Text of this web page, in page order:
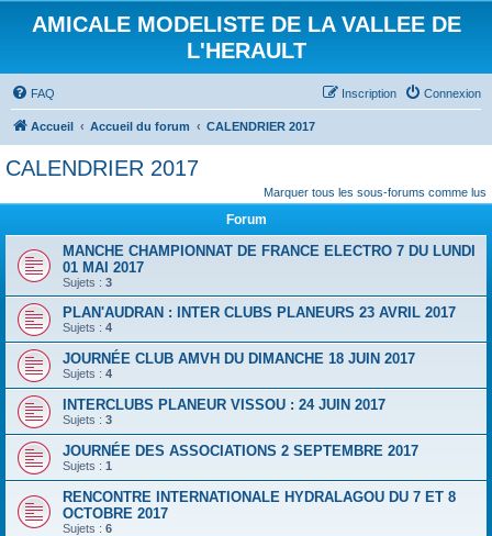
AMICALE MODELISTE DE LA VALLEE DE
L'HERAULT
FAQ Connexion
Inscription
Accueil Accueil du forum CALENDRIER 2017
CALENDRIER 2017
Marquer tous les sous-forums comme lus
Forum
MANCHE CHAMPIONNAT DE FRANCE ELECTRO 7 DU LUNDI
01 MAI 2017
Sujets : 3
PLAN'AUDRAN : INTER CLUBS PLANEURS 23 AVRIL 2017
Sujets : 4
JOURNÉE CLUB AMVH DU DIMANCHE 18 JUIN 2017
Sujets : 4
INTERCLUBS PLANEUR VISSOU : 24 JUIN 2017
Sujets : 3
JOURNÉE DES ASSOCIATIONS 2 SEPTEMBRE 2017
Sujets : 1
RENCONTRE INTERNATIONALE HYDRALAGOU DU 7 ET 8
OCTOBRE 2017
Sujets : 6